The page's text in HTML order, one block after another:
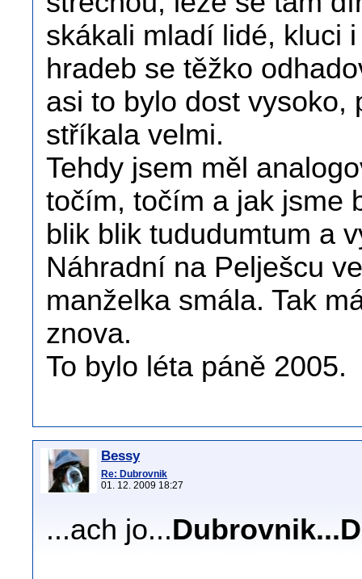
skákali mladí lidé, kluci
hradeb se těžko
asi to bylo dost vysoko,
stříkala velmi.
Tehdy jsem měl
točím, točím a jak jsme
blik blik tududumtum a
Náhradní na Pelješcu
manželka smála. Tak
znova.
To bylo léta páně 2005.
Bessy
Re: Dubrovnik
01. 12. 2009 18:27
...ach jo...